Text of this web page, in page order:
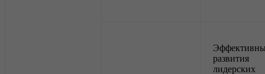
развития
лидерских